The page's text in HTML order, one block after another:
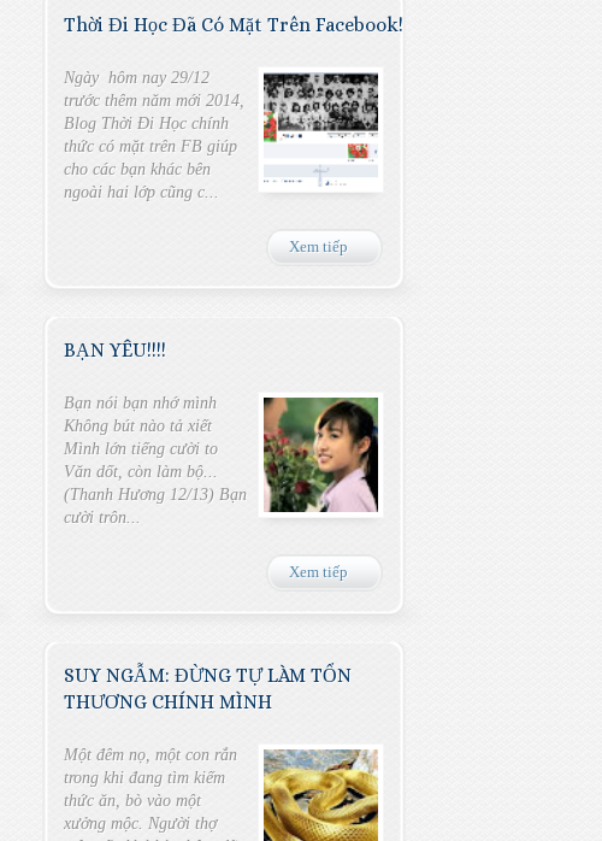
Thời Đi Học Đã Có Mặt Trên Facebook!
Ngày hôm nay 29/12
trước thêm năm mới 2014,
Blog Thời Đi Học chính
thức có mặt trên FB giúp
cho các bạn khác bên
ngoài hai lớp cũng c...
Xem tiếp
BẠN YÊU!!!!
Bạn nói bạn nhớ mình
Không bút nào tả xiết
Mình lớn tiếng cười to
Văn dốt, còn làm bộ...
(Thanh Hương 12/13) Bạn
cười trôn...
Xem tiếp
SUY NGẪM: ĐỪNG TỰ LÀM TỔN
THƯƠNG CHÍNH MÌNH
Một đêm nọ, một con rắn
trong khi đang tìm kiếm
thức ăn, bò vào một
xưởng mộc. Người thợ